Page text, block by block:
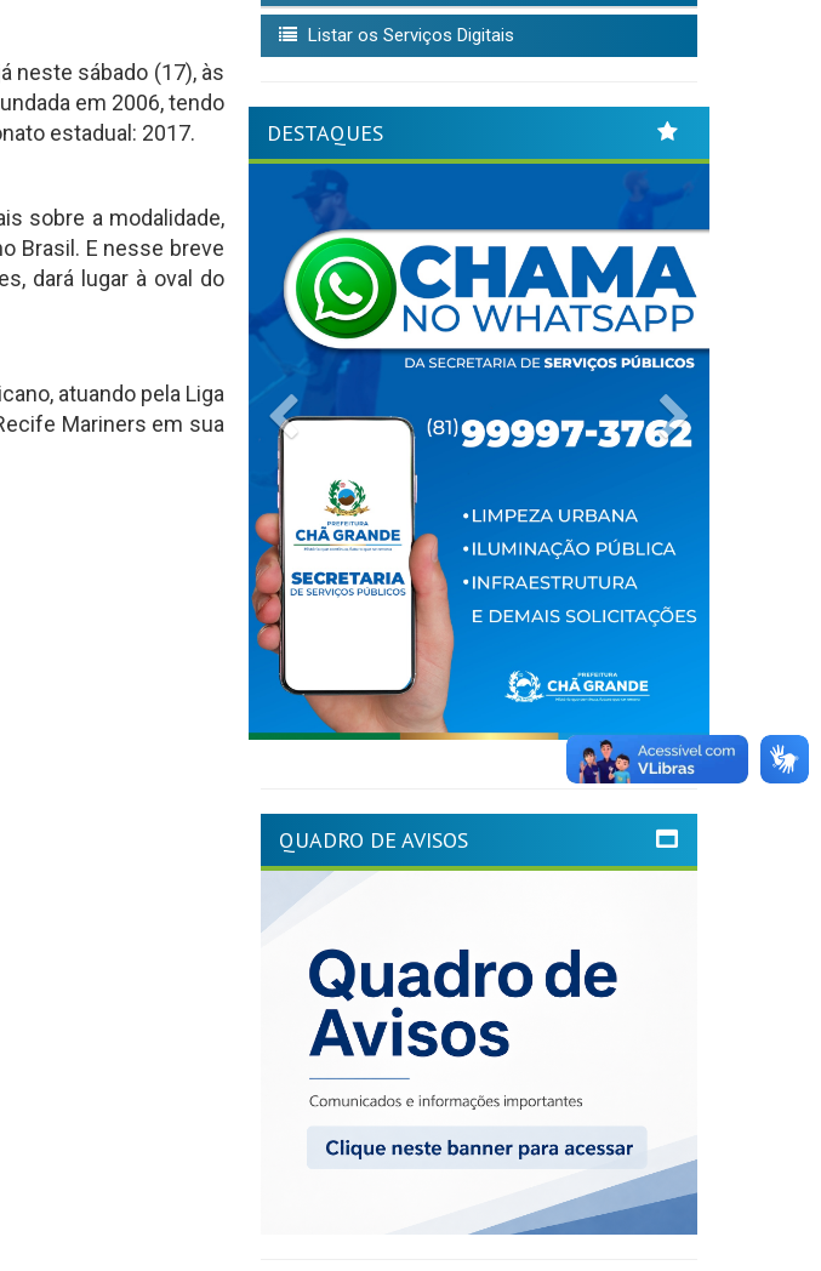
neste sábado (17), às
em 2006, tendo
estadual: 2017.
sobre a modalidade,
Brasil. E nesse breve
dará lugar à oval do
atuando pela Liga
Mariners em sua
Listar os Serviços Digitais
DESTAQUES
Previous
QUADRO DE AVISOS